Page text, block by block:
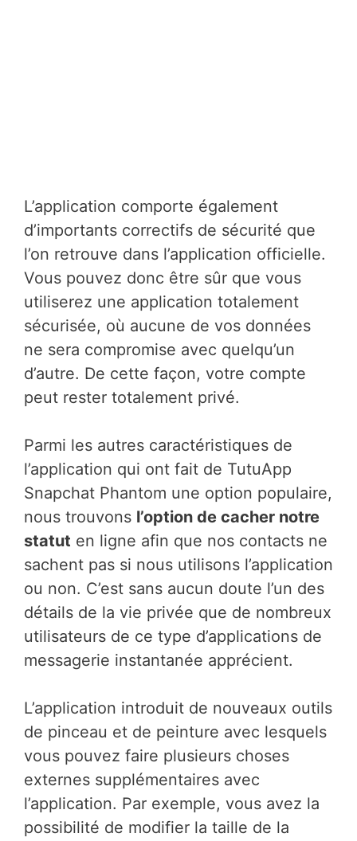
L’application comporte également
d’importants correctifs de sécurité que
l’on retrouve dans l’application officielle.
Vous pouvez donc être sûr que vous
utiliserez une application totalement
sécurisée, où aucune de vos données
ne sera compromise avec quelqu’un
d’autre. De cette façon, votre compte
peut rester totalement privé.
Parmi les autres caractéristiques de
l’application qui ont fait de TutuApp
Snapchat Phantom une option populaire,
nous trouvons l’option de cacher notre
statut en ligne afin que nos contacts ne
sachent pas si nous utilisons l’application
ou non. C’est sans aucun doute l’un des
détails de la vie privée que de nombreux
utilisateurs de ce type d’applications de
messagerie instantanée apprécient.
L’application introduit de nouveaux outils
de pinceau et de peinture avec lesquels
vous pouvez faire plusieurs choses
externes supplémentaires avec
l’application. Par exemple, vous avez la
possibilité de modifier la taille de la